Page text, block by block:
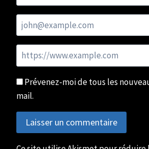
Prévenez-moi de tous les
mail.